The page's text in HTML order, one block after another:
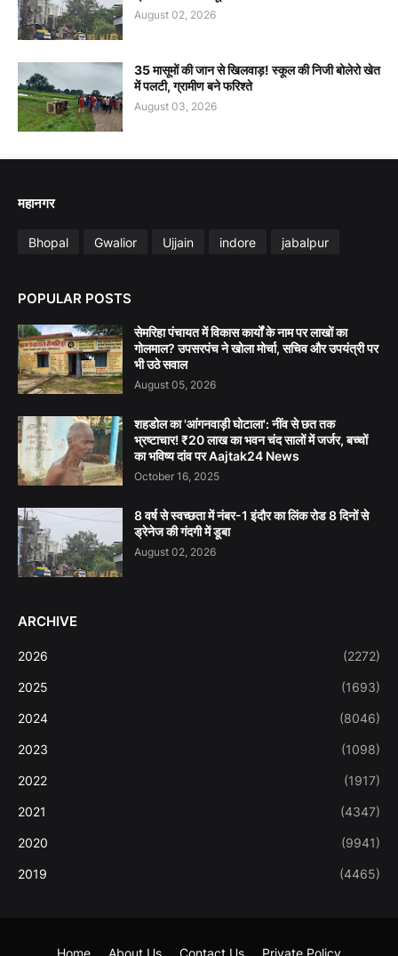
August 02, 2026
35 मासूमों की जान से खिलवाड़! स्कूल की निजी बोलेरो खेत
में पलटी, ग्रामीण बने फरिश्ते
August 03, 2026
महानगर
Bhopal Gwalior Ujjain indore jabalpur
POPULAR POSTS
सेमरिहा पंचायत में विकास कार्यों के नाम पर लाखों का
गोलमाल? उपसरपंच ने खोला मोर्चा, सचिव और उपयंत्री पर
भी उठे सवाल
August 05, 2026
शहडोल का 'आंगनवाड़ी घोटाला': नींव से छत तक
भ्रष्टाचार! ₹20 लाख का भवन चंद सालों में जर्जर, बच्चों
का भविष्य दांव पर Aajtak24 News
October 16, 2025
8 वर्ष से स्वच्छता में नंबर-1 इंदौर का लिंक रोड 8 दिनों से
ड्रेनेज की गंदगी में डूबा
August 02, 2026
ARCHIVE
2026 (2272)
2025 (1693)
2024 (8046)
2023 (1098)
2022 (1917)
2021 (4347)
2020 (9941)
2019 (4465)